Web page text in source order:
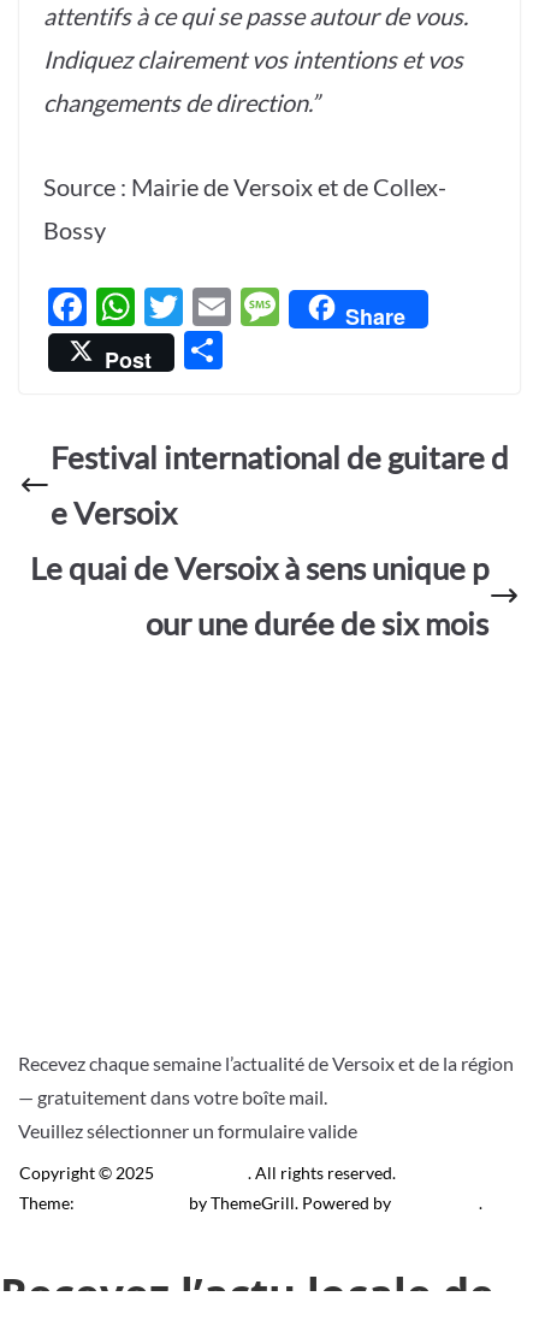
attentifs à ce qui se passe autour de vous.
Indiquez clairement vos intentions et vos
changements de direction.”
Source : Mairie de Versoix et de Collex-
Bossy
F
ac
e
o
o
k
W
h
at
A
p
p
T
w
itt
E
M
es
e
Share
Post
g
Festival international de guitare d
e Versoix
Le quai de Versoix à sens unique p
our une durée de six mois
Recevez chaque semaine l’actualité de Versoix et de la région
— gratuitement dans votre boîte mail.
Veuillez sélectionner un formulaire valide
Copyright © 2025
. All rights reserved.
Theme:
by ThemeGrill. Powered by .
Recevez l’actu locale de